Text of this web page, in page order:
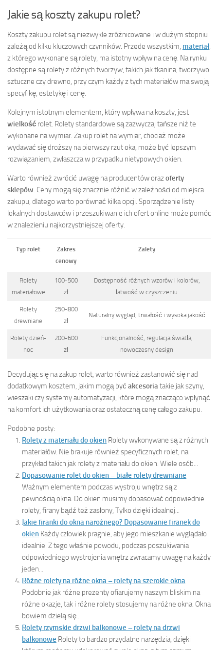
Jakie są koszty zakupu rolet?
Koszty zakupu rolet są niezwykle zróżnicowane i w dużym stopniu
zależą od kilku kluczowych czynników. Przede wszystkim, materiał,
z którego wykonane są rolety, ma istotny wpływ na cenę. Na rynku
dostępne są rolety z różnych tworzyw, takich jak tkanina, tworzywo
sztuczne czy drewno, przy czym każdy z tych materiałów ma swoją
specyfikę, estetykę i cenę.
Kolejnym istotnym elementem, który wpływa na koszty, jest
wielkość rolet. Rolety standardowe są zazwyczaj tańsze niż te
wykonane na wymiar. Zakup rolet na wymiar, chociaż może
wydawać się droższy na pierwszy rzut oka, może być lepszym
rozwiązaniem, zwłaszcza w przypadku nietypowych okien.
Warto również zwrócić uwagę na producentów orazoferty
sklepów. Ceny mogą się znacznie różnić w zależności od miejsca
zakupu, dlatego warto porównać kilka opcji. Sporządzenie listy
lokalnych dostawców i przeszukiwanie ich ofert online może pomóc
w znalezieniu najkorzystniejszej oferty.
Typ rolet
Zakres
cenowy
Zalety
Rolety
materiałowe
100-500
zł
Dostępność różnych wzorów i kolorów,
łatwość w czyszczeniu
Rolety
drewniane
250-800
zł
Naturalny wygląd, trwałość i wysoka jakość
Rolety dzień-
noc
200-600
zł
Funkcjonalność, regulacja światła,
nowoczesny design
Decydując się na zakup rolet, warto również zastanowić się nad
dodatkowym kosztem, jakim mogą być akcesoriatakie jak szyny,
wieszaki czy systemy automatyzacji, które mogą znacząco wpłynąć
na komfort ich użytkowania oraz ostateczną cenę całego zakupu.
Podobne posty:
Rolety z materiału do okien Rolety wykonywane są z różnych
materiałów. Nie brakuje również specyficznych rolet, na
przykład takich jak rolety z materiału do okien. Wiele osób...
Dopasowanie rolet do okien – białe rolety drewniane
Ważnym elementem podczas wystroju wnętrz są z
pewnością okna. Do okien musimy dopasować odpowiednie
rolety, firany bądź też zasłony, Tylko dzięki idealnej...
Jakie firanki do okna narożnego? Dopasowanie firanek do
okien Każdy człowiek pragnie, aby jego mieszkanie wyglądało
idealnie. Z tego właśnie powodu, podczas poszukiwania
odpowiedniego wystrojenia wnętrz zwracamy uwagę na każdy
jeden...
Różne rolety na różne okna – rolety na szerokie okna
Podobnie jak różne prezenty ofiarujemy naszym bliskim na
różne okazje, tak i różne rolety stosujemy na różne okna. Okna
bowiem dzielą się...
Rolety rzymskie drzwi balkonowe – rolety na drzwi
balkonowe Rolety to bardzo przydatne narzędzia, dzięki